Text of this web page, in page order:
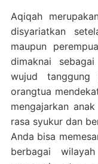
Aqiqah
disyariatkan
maupun
dimaknai
wujud tanggung
orangtua
mengajarkan
rasa syukur dan
Anda bisa
berbagai